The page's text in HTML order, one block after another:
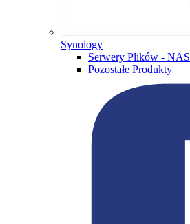
Synology
Serwery Plików - NAS
Pozostałe Produkty